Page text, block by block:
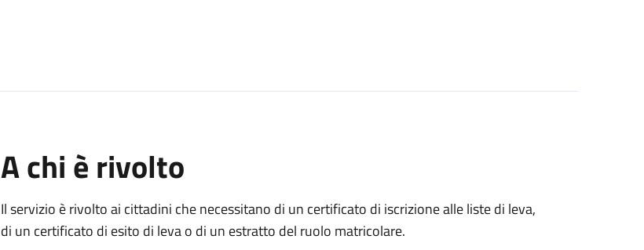
A chi è rivolto
Il servizio è rivolto ai cittadini che necessitano di un certificato di iscrizione alle liste di leva,
di un certificato di esito di leva o di un estratto del ruolo matricolare.